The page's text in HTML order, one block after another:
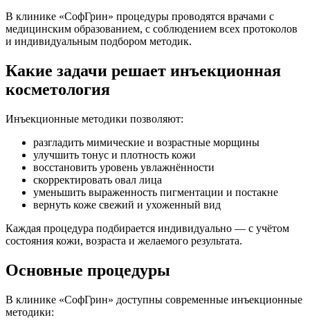
В клинике «СофГрин» процедуры проводятся врачами с
медицинским образованием, с соблюдением всех протоколов
и индивидуальным подбором методик.
Какие задачи решает инъекционная
косметология
Инъекционные методики позволяют:
разгладить мимические и возрастные морщины
улучшить тонус и плотность кожи
восстановить уровень увлажнённости
скорректировать овал лица
уменьшить выраженность пигментации и постакне
вернуть коже свежий и ухоженный вид
Каждая процедура подбирается индивидуально — с учётом
состояния кожи, возраста и желаемого результата.
Основные процедуры
В клинике «СофГрин» доступны современные инъекционные
методики: